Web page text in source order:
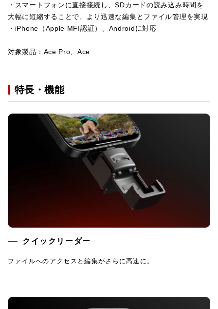
・スマートフォンに直接接続し、SDカードの読み込み時間を
大幅に短縮することで、より迅速な編集とファイル管理を実現
・iPhone（Apple MFI認証）、Androidに対応
対象製品：Ace Pro、Ace
特長・機能
クイックリーダー
ファイルへのアクセスと編集がさらに高速に。